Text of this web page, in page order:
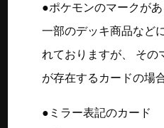
●ポケモンのマークが
一部のデッキ商品など
れておりますが、 その
が存在するカードの場
●ミラー表記のカード